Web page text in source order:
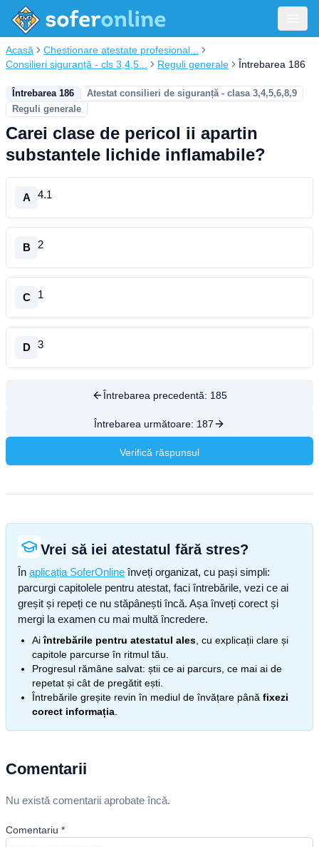
Acasă
Chestionare atestate profesional...
Consilieri siguranță - cls 3,4,5...
Reguli generale Întrebarea 186
Întrebarea 186
Atestat consilieri de siguranță - clasa 3,4,5,6,8,9
Reguli generale
Carei clase de pericol ii apartin
substantele lichide inflamabile?
A 4.1
B 2
C 1
D 3
Întrebarea precedentă: 185
Întrebarea următoare: 187
Verifică răspunsul
Vrei să iei atestatul fără stres?
În aplicația SoferOnline înveți organizat, cu pași simpli:
parcurgi capitolele pentru atestat, faci întrebările, vezi ce ai
greșit și repeți ce nu stăpânești încă. Așa înveți corect și
mergi la examen cu mai multă încredere.
Aiîntrebările pentru atestatul ales , cu explicații clare și
capitole parcurse în ritmul tău.
Progresul rămâne salvat: știi ce ai parcurs, ce mai ai de
repetat și cât de pregătit ești.
Întrebările greșite revin în mediul de învățare până fixezi
corect informația
Comentarii
Nu există comentarii aprobate încă.
Comentariu *